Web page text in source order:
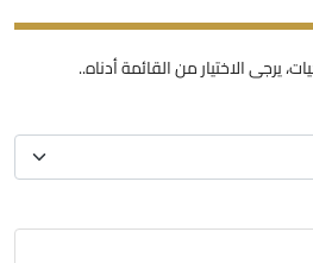
يرجى الاختيار من القائمة أدناه..